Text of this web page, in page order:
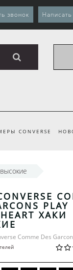
звонок
CONVERSE
PLAY
ХАКИ
Comme Des